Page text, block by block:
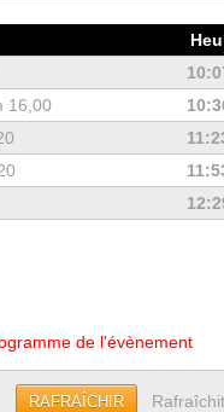
16,00
de l'évènement
RAFRAÎCHIR